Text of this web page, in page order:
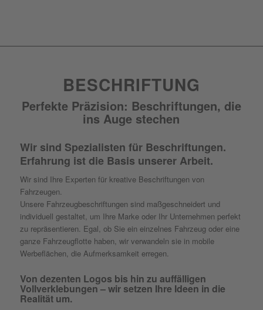
BESCHRIFTUNG
Perfekte Präzision: Beschriftungen, die
ins Auge stechen
Wir sind Spezialisten für Beschriftungen.
Erfahrung ist die Basis unserer Arbeit.
Wir sind Ihre Experten für kreative Beschriftungen von
Fahrzeugen.
Unsere Fahrzeugbeschriftungen sind maßgeschneidert und
individuell gestaltet, um Ihre Marke oder Ihr Unternehmen perfekt
zu repräsentieren. Egal, ob Sie ein einzelnes Fahrzeug oder eine
ganze Fahrzeugflotte haben, wir verwandeln sie in mobile
Werbeflächen, die Aufmerksamkeit erregen.
Von dezenten Logos bis hin zu auffälligen
Vollverklebungen – wir setzen Ihre Ideen in die
Realität um.